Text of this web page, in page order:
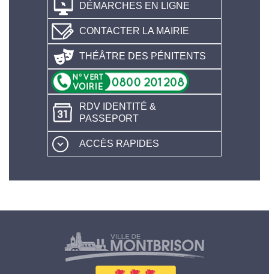
DÉMARCHES EN LIGNE
CONTACTER LA MAIRIE
THÉÂTRE DES PÉNITENTS
RDV IDENTITÉ &
PASSEPORT
ACCÈS RAPIDES